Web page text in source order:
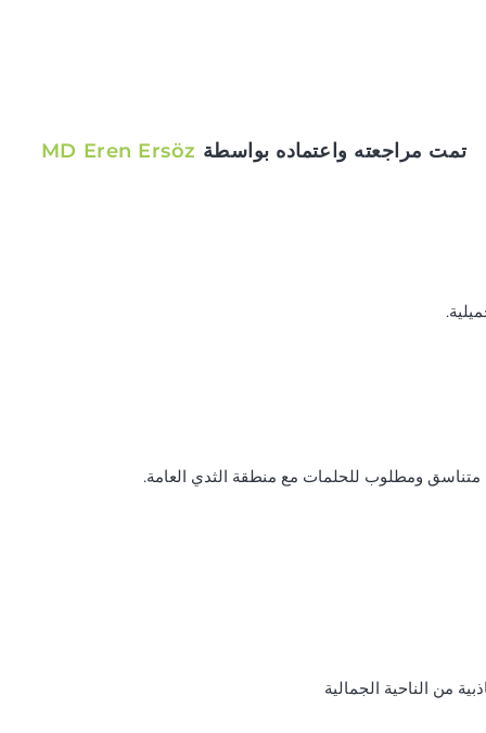
تمت مراجعته واعتماده بواسطة MD Eren Ersöz
متناسق ومطلوب للحلمات مع منطقة الثدي العامة.
من الناحية الجمالية